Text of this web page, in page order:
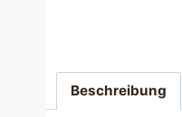
Beschreibung